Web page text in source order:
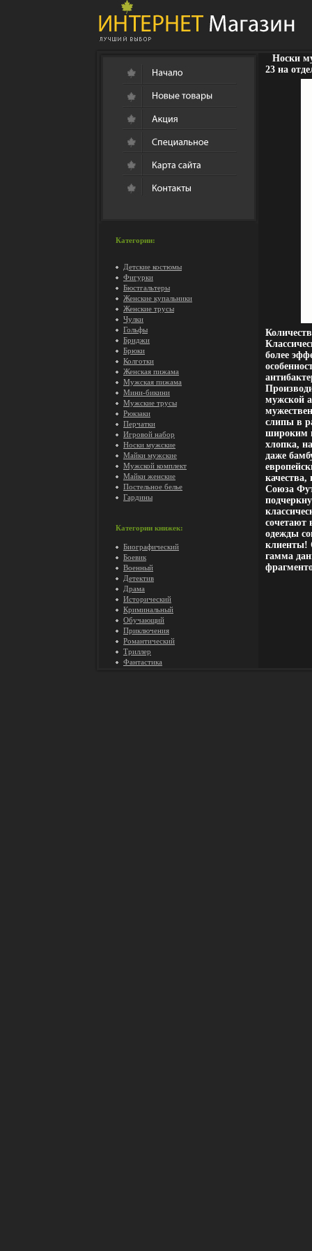
Категории:
Детские костюмы
Фигурки
Бюстгальтеры
Женские купальники
Женские трусы
Чулки
Гольфы
Бриджи
Брюки
Колготки
Женская пижама
Мужская пижама
Мини-бикини
Мужские трусы
Рюкзаки
Перчатки
Игровой набор
Носки мужские
Майки мужские
Мужской комплект
Майки женские
Постельное белье
Гардины
Категории книжек:
Биографический
Боевик
Военный
Детектив
Драма
Исторический
Криминальный
Обучающий
Приключения
Романтический
Триллер
Фантастика
Носки
23 на
более
мужской
слипы в
широким
хлопка,
даже
качества,
Союза
сочетают
одежды
клиенты!
гамма